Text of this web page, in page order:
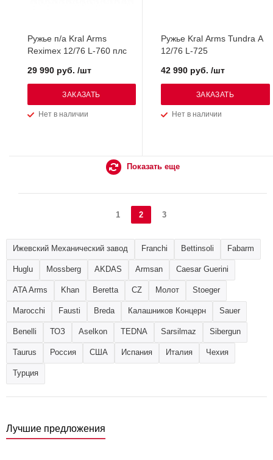
Ружье п/а Kral Arms
Reximex 12/76 L-760 плс
Нет в наличии
29 990 руб. /шт
ЗАКАЗАТЬ
Ружье Kral Arms Tundra A
12/76 L-725
Нет в наличии
42 990 руб. /шт
ЗАКАЗАТЬ
Показать еще
1 2 3
Ижевский Механический завод Franchi Bettinsoli Fabarm
Huglu Mossberg AKDAS Armsan Caesar Guerini
ATA Arms Khan Beretta CZ Молот Stoeger
Marocchi Fausti Breda Калашников Концерн Sauer
Benelli ТОЗ Aselkon TEDNA Sarsilmaz Sibergun
Taurus Россия США Испания Италия Чехия
Турция
Лучшие предложения